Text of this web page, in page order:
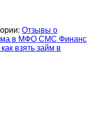
Отзывы о
в МФО СМС Финанс
взять займ в